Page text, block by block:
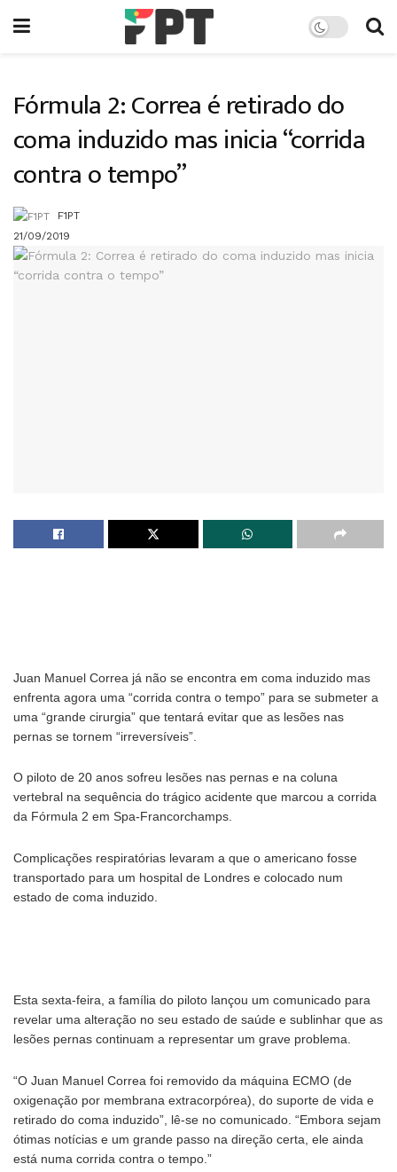
Fórmula 2: Correa é retirado do
coma induzido mas inicia “corrida
contra o tempo”
F1PT
21/09/2019
Juan Manuel Correa já não se encontra em coma induzido mas
enfrenta agora uma “corrida contra o tempo” para se submeter a
uma “grande cirurgia” que tentará evitar que as lesões nas
pernas se tornem “irreversíveis”.
O piloto de 20 anos sofreu lesões nas pernas e na coluna
vertebral na sequência do trágico acidente que marcou a corrida
da Fórmula 2 em Spa-Francorchamps.
Complicações respiratórias levaram a que o americano fosse
transportado para um hospital de Londres e colocado num
estado de coma induzido.
Esta sexta-feira, a família do piloto lançou um comunicado para
revelar uma alteração no seu estado de saúde e sublinhar que as
lesões pernas continuam a representar um grave problema.
“O Juan Manuel Correa foi removido da máquina ECMO (de
oxigenação por membrana extracorpórea), do suporte de vida e
retirado do coma induzido”, lê-se no comunicado. “Embora sejam
ótimas notícias e um grande passo na direção certa, ele ainda
está numa corrida contra o tempo.”